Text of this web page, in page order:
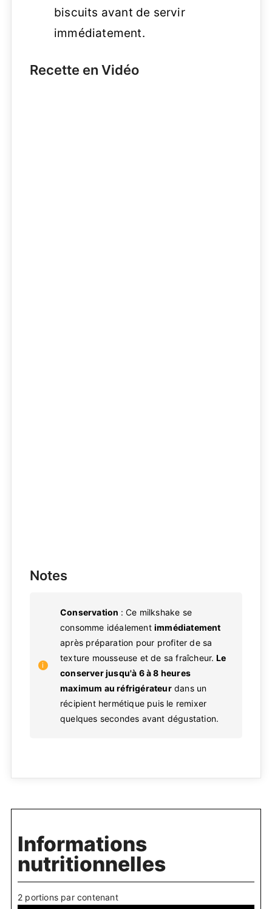
biscuits avant de servir
immédiatement.
Recette en Vidéo
Notes
Conservation : Ce milkshake se
consomme idéalement immédiatement
après préparation pour profiter de sa
texture mousseuse et de sa fraîcheur. Le
conserver jusqu'à 6 à 8 heures
maximum au réfrigérateurdans un
récipient hermétique puis le remixer
quelques secondes avant dégustation.
Informations
nutritionnelles
2 portions par contenant